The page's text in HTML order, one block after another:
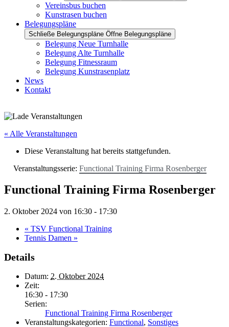
Vereinsbus buchen
Kunstrasen buchen
Belegungspläne
Schließe Belegungspläne Öffne Belegungspläne
Belegung Neue Turnhalle
Belegung Alte Turnhalle
Belegung Fitnessraum
Belegung Kunstrasenplatz
News
Kontakt
« Alle Veranstaltungen
Diese Veranstaltung hat bereits stattgefunden.
Veranstaltungsserie: Functional Training Firma Rosenberger
Functional Training Firma Rosenberger
2. Oktober 2024 von 16:30 - 17:30
« TSV Functional Training
Tennis Damen »
Details
Datum: 2. Oktober 2024
Zeit:
16:30 - 17:30
Serien:
Functional Training Firma Rosenberger
Veranstaltungskategorien: Functional, Sonstiges